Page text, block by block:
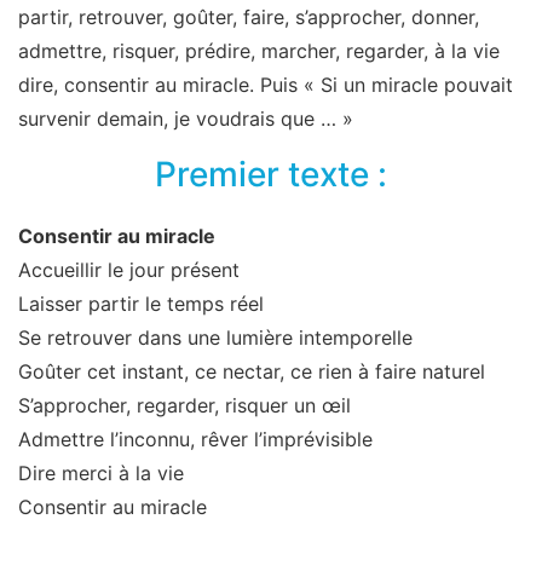
partir, retrouver, goûter, faire, s’approcher, donner,
admettre, risquer, prédire, marcher, regarder, à la vie
dire, consentir au miracle. Puis « Si un miracle pouvait
survenir demain, je voudrais que … »
Premier texte :
Consentir au miracle
Accueillir le jour présent
Laisser partir le temps réel
Se retrouver dans une lumière intemporelle
Goûter cet instant, ce nectar, ce rien à faire naturel
S’approcher, regarder, risquer un œil
Admettre l’inconnu, rêver l’imprévisible
Dire merci à la vie
Consentir au miracle